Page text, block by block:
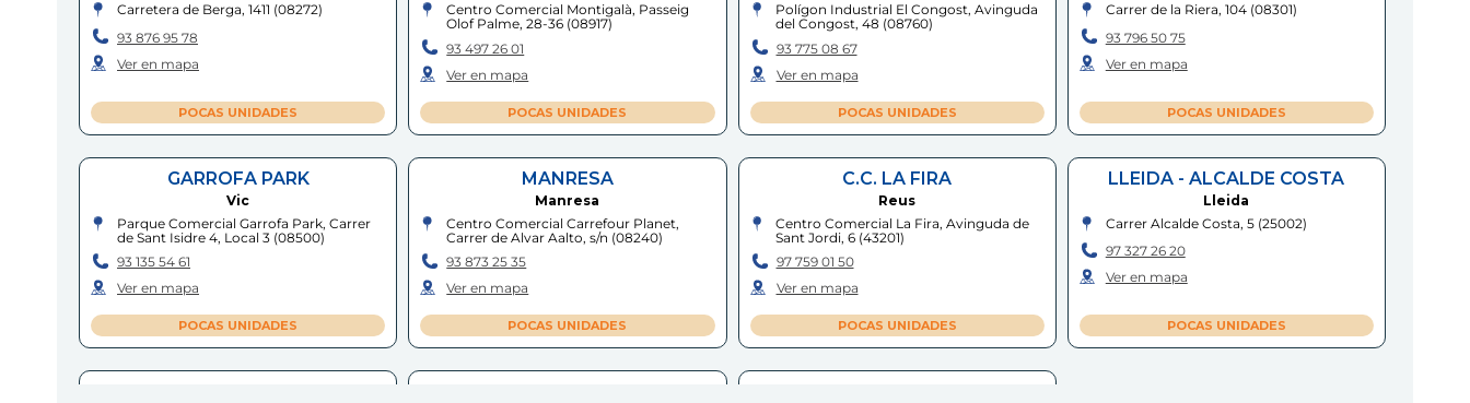
Carretera de Berga, 1411 (08272)
93 876 95 78
Ver en mapa
POCAS UNIDADES
Centro Comercial Montigalà, Passeig
Olof Palme, 28-36 (08917)
93 497 26 01
Ver en mapa
POCAS UNIDADES
Polígon Industrial El Congost, Avinguda
del Congost, 48 (08760)
93 775 08 67
Ver en mapa
POCAS UNIDADES
Carrer de la Riera, 104(08301)
93 796 50 75
Ver en mapa
POCAS UNIDADES
GARROFA PARK
Vic
Parque Comercial Garrofa Park, Carrer
de Sant Isidre 4, Local 3(08500)
93 135 54 61
Ver en mapa
POCAS UNIDADES
MANRESA
Manresa
Centro Comercial Carrefour Planet,
Carrer de Alvar Aalto, s/n (08240)
93 873 25 35
Ver en mapa
POCAS UNIDADES
C.C. LA FIRA
Reus
Centro Comercial La Fira, Avinguda de
Sant Jordi, 6 (43201)
97 759 01 50
Ver en mapa
POCAS UNIDADES
LLEIDA - ALCALDE COSTA
Lleida
Carrer Alcalde Costa, 5(25002)
97 327 26 20
Ver en mapa
POCAS UNIDADES